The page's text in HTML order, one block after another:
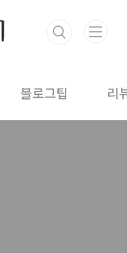
블로그팁 리